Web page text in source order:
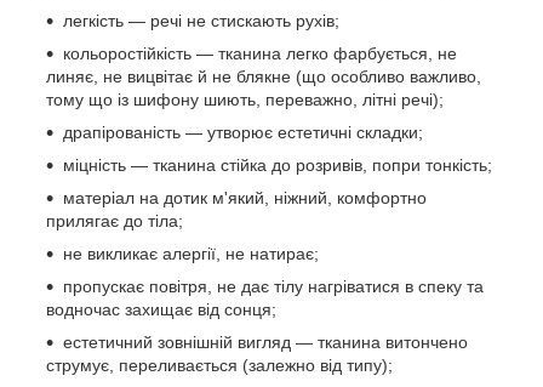
легкість — речі не стискають рухів;
кольоростійкість — тканина легко фарбується, не
линяє, не вицвітає й не блякне (що особливо важливо,
тому що із шифону шиють, переважно, літні речі);
драпірованість — утворює естетичні складки;
міцність — тканина стійка до розривів, попри тонкість;
матеріал на дотик м'який, ніжний, комфортно
прилягає до тіла;
не викликає алергії, не натирає;
пропускає повітря, не дає тілу нагріватися в спеку та
водночас захищає від сонця;
естетичний зовнішній вигляд — тканина витончено
струмує, переливається (залежно від типу);